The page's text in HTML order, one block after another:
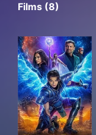
Films (8)